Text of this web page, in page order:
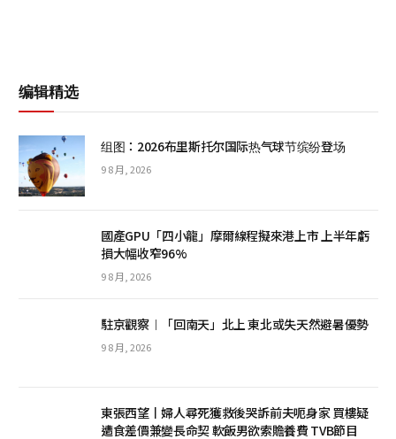
编辑精选
组图：2026布里斯托尔国际热气球节缤纷登场
9 8 月, 2026
國產GPU「四小龍」摩爾線程擬來港上市 上半年虧
損大幅收窄96%
9 8 月, 2026
駐京觀察︱「回南天」北上 東北或失天然避暑優勢
9 8 月, 2026
東張西望丨婦人尋死獲救後哭訴前夫呃身家 買樓疑
遭食差價兼變長命契 軟飯男欲索贍養費 TVB節目